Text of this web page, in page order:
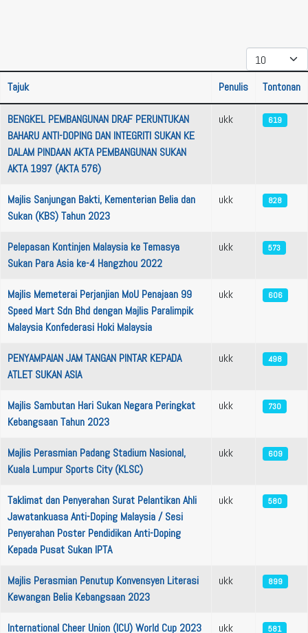
Papar #
Tajuk Penulis Tontonan
BENGKEL PEMBANGUNAN DRAF PERUNTUKAN
BAHARU ANTI-DOPING DAN INTEGRITI SUKAN KE
DALAM PINDAAN AKTA PEMBANGUNAN SUKAN
AKTA 1997 (AKTA 576)
ukk 619
Majlis Sanjungan Bakti, Kementerian Belia dan
Sukan (KBS) Tahun 2023
ukk 828
Pelepasan Kontinjen Malaysia ke Temasya
Sukan Para Asia ke-4 Hangzhou 2022
ukk 573
Majlis Memeterai Perjanjian MoU Penajaan 99
Speed Mart Sdn Bhd dengan Majlis Paralimpik
Malaysia Konfederasi Hoki Malaysia
ukk 606
PENYAMPAIAN JAM TANGAN PINTAR KEPADA
ATLET SUKAN ASIA
ukk 498
Majlis Sambutan Hari Sukan Negara Peringkat
Kebangsaan Tahun 2023
ukk 730
Majlis Perasmian Padang Stadium Nasional,
Kuala Lumpur Sports City (KLSC)
ukk 609
Taklimat dan Penyerahan Surat Pelantikan Ahli
Jawatankuasa Anti-Doping Malaysia / Sesi
Penyerahan Poster Pendidikan Anti-Doping
Kepada Pusat Sukan IPTA
ukk 580
Majlis Perasmian Penutup Konvensyen Literasi
Kewangan Belia Kebangsaan 2023
ukk 899
International Cheer Union (ICU) World Cup 2023 ukk 581